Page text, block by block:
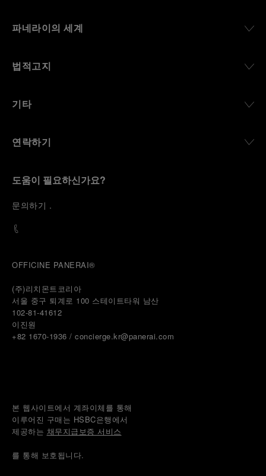
파네라이의 세계
법적고지
기타
연락하기
도움이 필요하신가요?
문의하기 .
OFFICINE PANERAI®
(주)리치몬트코리아
서울 중구 퇴계로 100 스테이트타워 남산
102-81-41612
이진원
+82 1670-1936 / concierge.kr@panerai.com
본 웹사이트에서 계좌이체를 통해
이루어진 구매는 HSBC은행에서
제공하는 채무지급보증 서비스
를 통해 보호됩니다.